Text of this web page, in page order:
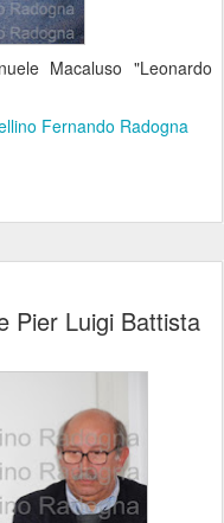
Macaluso "Leonardo
Fernando Radogna
Pier Luigi Battista